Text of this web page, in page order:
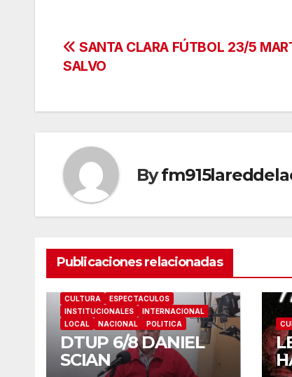
Navegación
entradas
SANTA CLARA FÚTBOL 23/5
SALVO
By
Publicaciones relacionadas
CULTURA
ESPECTACULOS
INSTITUCIONALES
INTERNACIONAL
LOCAL
NACIONAL POLITICA
DTUP 6/8 DANIEL
SCIAN